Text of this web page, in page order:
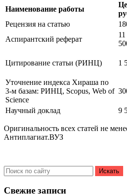
Наименование работы
Рецензия на статью
Аспирантский реферат
11
Цитирование статьи (РИНЦ) 1
Уточнение индекса Хираша по
3-м базам: РИНЦ, Scopus, Web of
Science
Научный доклад 9
Оригинальность всех статей не
Антиплагиат.ВУЗ
Свежие записи